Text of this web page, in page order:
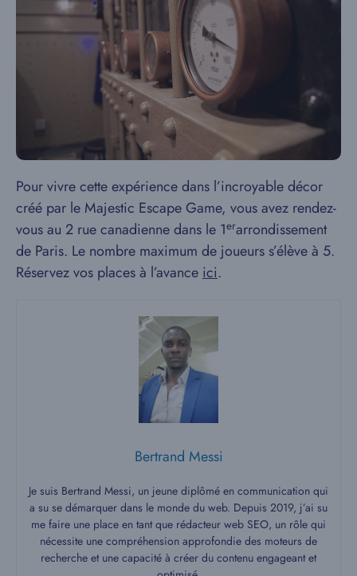
Pour vivre cette expérience dans l’incroyable décor
créé par le Majestic Escape Game, vous avez rendez-
vous au 2 rue canadienne dans le 1erarrondissement
de Paris. Le nombre maximum de joueurs s’élève à 5.
Réservez vos places à l’avanceici.
Bertrand Messi
Je suis Bertrand Messi, un jeune diplômé en communication qui
a su se démarquer dans le monde du web. Depuis 2019, j’ai su
me faire une place en tant que rédacteur web SEO, un rôle qui
nécessite une compréhension approfondie des moteurs de
recherche et une capacité à créer du contenu engageant et